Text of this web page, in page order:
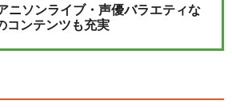
ニソンライブ・声優バラエティな
コンテンツも充実